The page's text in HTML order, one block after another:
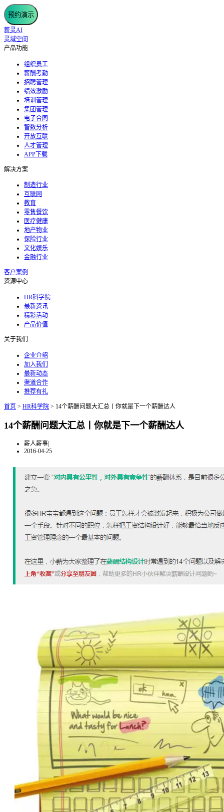
预约演示
薪灵AI
灵域空间
产品功能
组织员工
薪酬考勤
招聘管理
绩效激励
培训管理
集团管理
电子合同
智数分析
开放互联
人才管理
APP下载
解决方案
制造行业
互联网
教育
零售餐饮
医疗健康
地产物业
保险行业
文化娱乐
金融行业
客户案例
资源中心
HR科学院
最新资讯
精彩活动
产品价值
关于我们
企业介绍
加入我们
最新动态
渠道合作
推荐有礼
首页 > HR科学院 > 14个薪酬问题大汇总丨你就是下一个薪酬达人
14个薪酬问题大汇总丨你就是下一个薪酬达人
薪人薪事|
2016-04-25